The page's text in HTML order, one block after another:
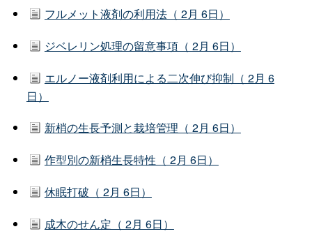
フルメット液剤の利用法（ 2月 6日）
ジベレリン処理の留意事項（ 2月 6日）
エルノー液剤利用による二次伸び抑制（ 2月 6
日）
新梢の生長予測と栽培管理（ 2月 6日）
作型別の新梢生長特性（ 2月 6日）
休眠打破（ 2月 6日）
成木のせん定（ 2月 6日）